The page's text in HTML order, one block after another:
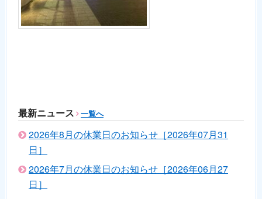
最新ニュース 一覧へ
2026年8月の休業日のお知らせ［2026年07月31
日］
2026年7月の休業日のお知らせ［2026年06月27
日］